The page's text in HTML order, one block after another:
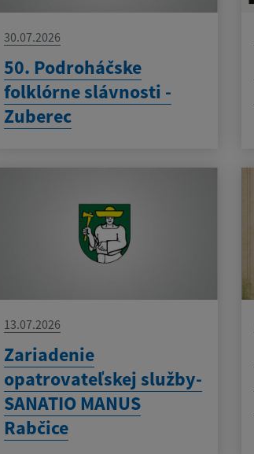
30.07.2026
50. Podroháčske
folklórne slávnosti -
Zuberec
13.07.2026
Zariadenie
opatrovateľskej služby-
SANATIO MANUS
Rabčice